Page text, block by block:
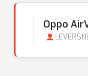
Oppo